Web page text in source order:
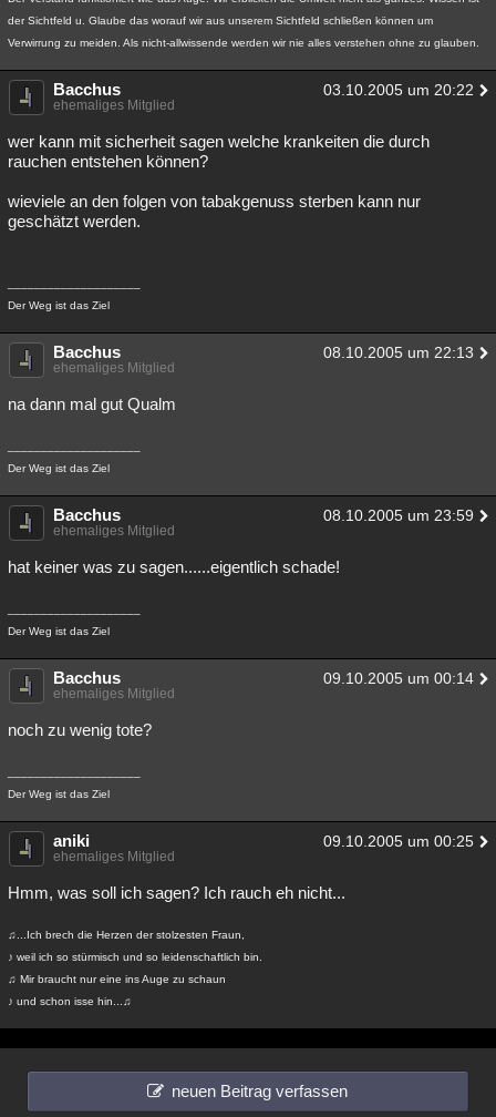
der Sichtfeld u. Glaube das worauf wir aus unserem Sichtfeld schließen können um
Verwirrung zu meiden. Als nicht-allwissende werden wir nie alles verstehen ohne zu glauben.
Bacchus 03.10.2005 um 20:22
ehemaliges Mitglied
wer kann mit sicherheit sagen welche krankeiten die durch
rauchen entstehen können?
wieviele an den folgen von tabakgenuss sterben kann nur
geschätzt werden.
Der Weg ist das Ziel
Bacchus 08.10.2005 um 22:13
ehemaliges Mitglied
na dann mal gut Qualm
Der Weg ist das Ziel
Bacchus 08.10.2005 um 23:59
ehemaliges Mitglied
hat keiner was zu sagen......eigentlich schade!
Der Weg ist das Ziel
Bacchus 09.10.2005 um 00:14
ehemaliges Mitglied
noch zu wenig tote?
Der Weg ist das Ziel
aniki 09.10.2005 um 00:25
ehemaliges Mitglied
Hmm, was soll ich sagen? Ich rauch eh nicht...
♫...Ich brech die Herzen der stolzesten Fraun,
♪ weil ich so stürmisch und so leidenschaftlich bin.
♫ Mir braucht nur eine ins Auge zu schaun
♪ und schon isse hin...♫
neuen Beitrag verfassen